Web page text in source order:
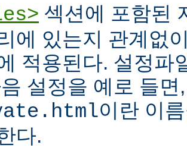
섹션에 포함된
에 있는지 관계없
적용된다. 설정파
설정을 예로 들
이란 이
다.